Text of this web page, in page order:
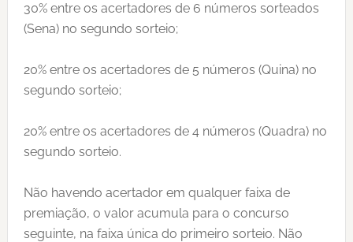
30% entre os acertadores de 6 números sorteados
(Sena) no segundo sorteio;
20% entre os acertadores de 5 números (Quina) no
segundo sorteio;
20% entre os acertadores de 4 números (Quadra) no
segundo sorteio.
Não havendo acertador em qualquer faixa de
premiação, o valor acumula para o concurso
seguinte, na faixa única do primeiro sorteio. Não